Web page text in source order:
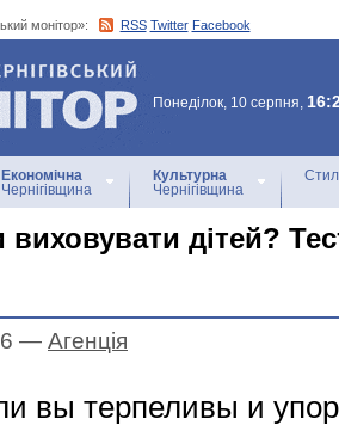
монітор»: RSS Twitter Facebook
монітор»
Понеділок, 10 серпня,
Економічна
Чернігівщина
Культурна
Чернігівщина
дітей?
— Агенцiя
вы терпеливы и